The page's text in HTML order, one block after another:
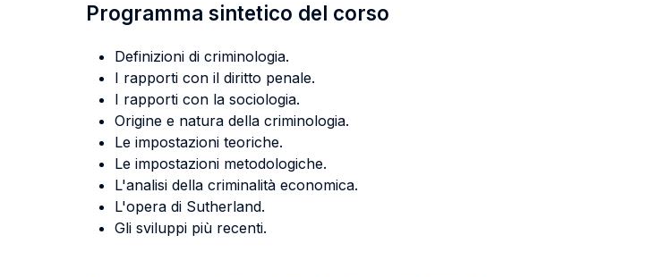
Programma sintetico del corso
Definizioni di criminologia.
I rapporti con il diritto penale.
I rapporti con la sociologia.
Origine e natura della criminologia.
Le impostazioni teoriche.
Le impostazioni metodologiche.
L'analisi della criminalità economica.
L'opera di Sutherland.
Gli sviluppi più recenti.